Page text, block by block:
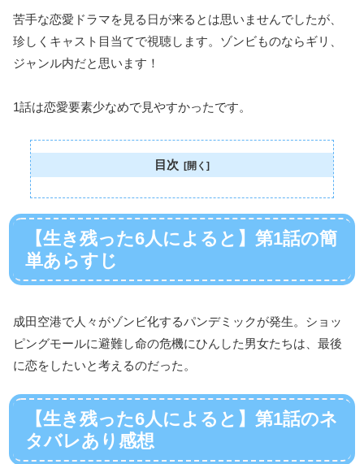
苦手な恋愛ドラマを見る日が来るとは思いませんでしたが、
珍しくキャスト目当てで視聴します。ゾンビものならギリ、
ジャンル内だと思います！
1話は恋愛要素少なめで見やすかったです。
目次
【生き残った6人によると】第1話の簡
単あらすじ
成田空港で人々がゾンビ化するパンデミックが発生。ショッ
ピングモールに避難し命の危機にひんした男女たちは、最後
に恋をしたいと考えるのだった。
【生き残った6人によると】第1話のネ
タバレあり感想